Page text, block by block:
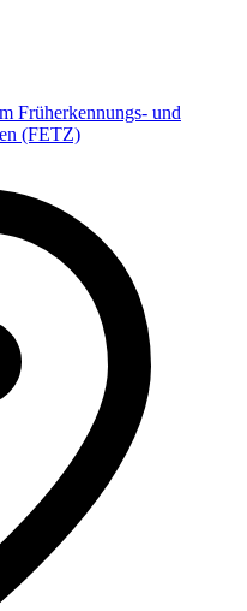
Früherkennungs- und
(FETZ)